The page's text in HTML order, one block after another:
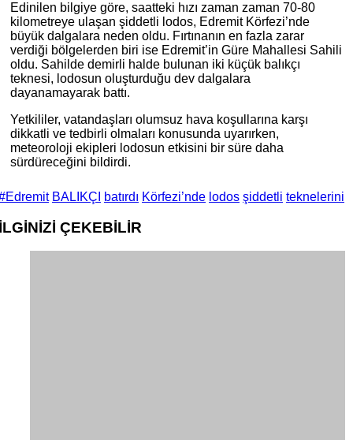
Edinilen bilgiye göre, saatteki hızı zaman zaman 70-80
kilometreye ulaşan şiddetli lodos, Edremit Körfezi’nde
büyük dalgalara neden oldu. Fırtınanın en fazla zarar
verdiği bölgelerden biri ise Edremit’in Güre Mahallesi Sahili
oldu. Sahilde demirli halde bulunan iki küçük balıkçı
teknesi, lodosun oluşturduğu dev dalgalara
dayanamayarak battı.
Yetkililer, vatandaşları olumsuz hava koşullarına karşı
dikkatli ve tedbirli olmaları konusunda uyarırken,
meteoroloji ekipleri lodosun etkisini bir süre daha
sürdüreceğini bildirdi.
BALIKÇI batırdı Körfezi’nde lodos şiddetli teknelerini
ÇEKEBİLİR